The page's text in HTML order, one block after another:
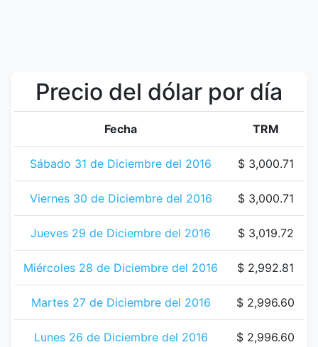
Precio del dólar por día
Fecha TRM
Sábado 31 de Diciembre del 2016 $ 3,000.71
Viernes 30 de Diciembre del 2016 $ 3,000.71
Jueves 29 de Diciembre del 2016 $ 3,019.72
Miércoles 28 de Diciembre del 2016 $ 2,992.81
Martes 27 de Diciembre del 2016 $ 2,996.60
Lunes 26 de Diciembre del 2016 $ 2,996.60